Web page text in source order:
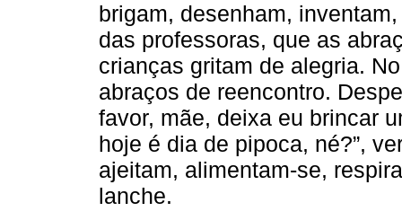
brigam, desenham,
das professoras, que as
crianças gritam de alegria.
abraços de reencontro.
favor, mãe, deixa eu brincar
hoje é dia de pipoca, né?”,
ajeitam, alimentam-se,
lanche.